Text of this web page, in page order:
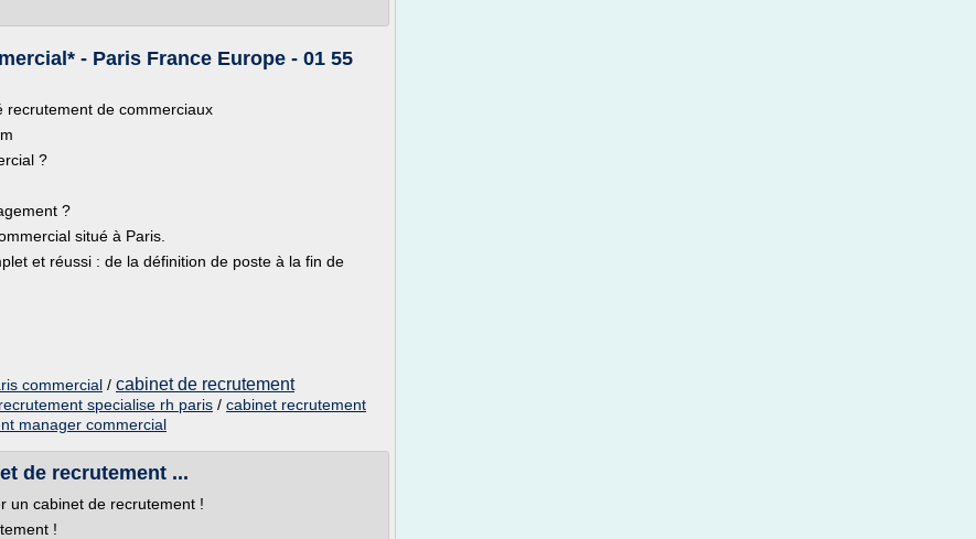
- Paris France Europe - 01 55
recrutement de commerciaux
?
?
situé à Paris.
et réussi : de la définition de poste à la fin de
commercial / cabinet de recrutement
specialise rh paris / cabinet recrutement
manager commercial
de recrutement ...
un cabinet de recrutement !
!